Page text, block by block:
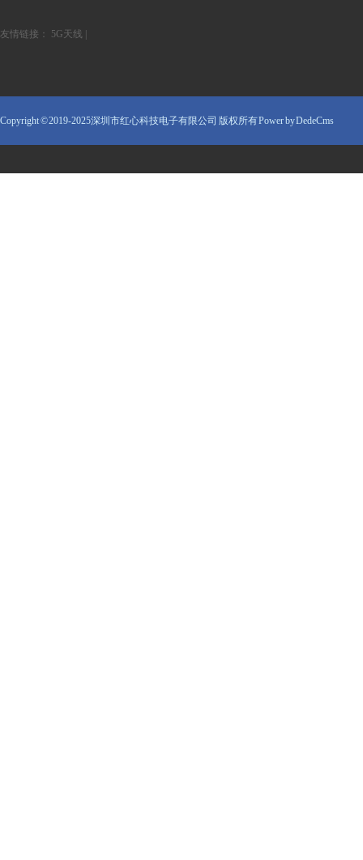
友情链接： 5G天线
Copyright © 2019-2025深圳市红心科技电子有限公司 版权所有Power by DedeCms